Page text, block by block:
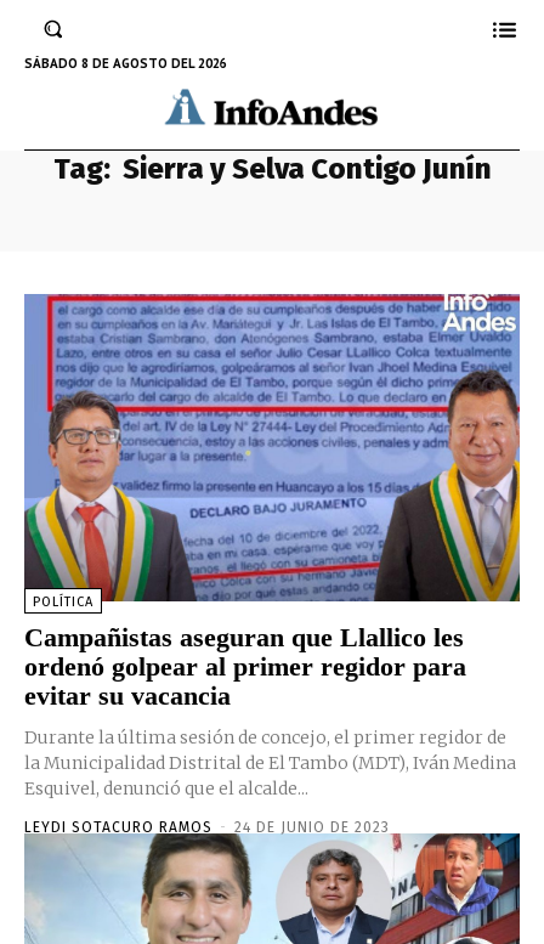
SÁBADO 8 DE AGOSTO DEL 2026
Tag: Sierra y Selva Contigo Junín
POLÍTICA
Campañistas aseguran que Llallico les
ordenó golpear al primer regidor para
evitar su vacancia
Durante la última sesión de concejo, el primer regidor de
la Municipalidad Distrital de El Tambo (MDT), Iván Medina
Esquivel, denunció que el alcalde...
LEYDI SOTACURO RAMOS - 24 DE JUNIO DE 2023